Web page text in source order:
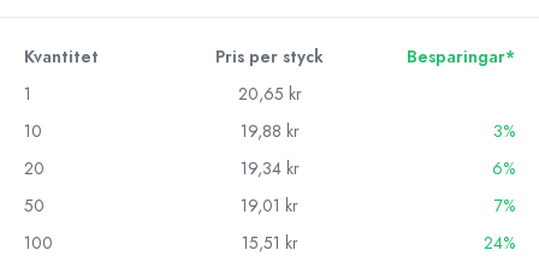
Kvantitet Pris per styck
Besparingar*
1
20,65 kr
10
19,88 kr
3%
20
19,34 kr
6%
50
19,01 kr
7%
100
15,51 kr
24%